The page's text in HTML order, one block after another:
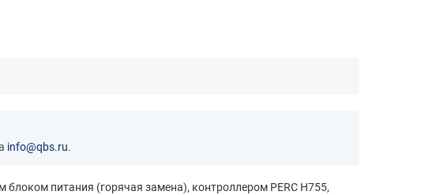
info@qbs.ru.
питания (горячая замена), контроллером PERC H755,